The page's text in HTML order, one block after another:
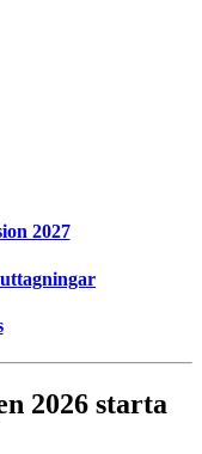
2027
2026 starta